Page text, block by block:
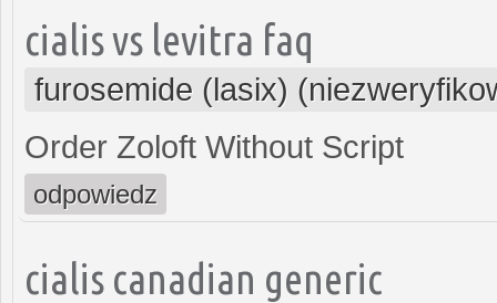
cialis vs levitra faq
furosemide (lasix)
Order Zoloft Without Script
odpowiedz
cialis canadian generic